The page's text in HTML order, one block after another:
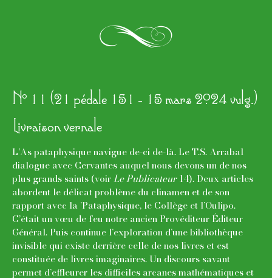
k
No 11 (21 pédale 151 - 15 mars 2024 vulg.)
Livraison vernale
L’As pataphysique navigue de-ci de-là. Le T.S. Arrabal
dialogue avec Cervantes auquel nous devons un de nos
plus grands saints (voirLe Publicateur14). Deux articles
abordent le délicat problème du clinamen et de son
rapport avec la ’Pataphysique, le Collège et l’Oulipo.
C’était un vœu de feu notre ancien Provéditeur Éditeur
Général. Puis continue l’exploration d’une bibliothèque
invisible qui existe derrière celle de nos livres et est
constituée de livres imaginaires. Un discours savant
permet d’effleurer les difficiles arcanes mathématiques et